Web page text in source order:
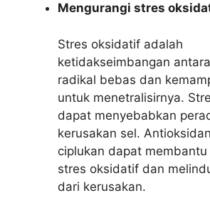
Mengurangi stres
Stres oksidatif adalah
ketidakseimbangan
radikal bebas dan
untuk menetralisirnya.
dapat menyebabkan
kerusakan sel.
ciplukan dapat membantu
stres oksidatif dan
dari kerusakan.